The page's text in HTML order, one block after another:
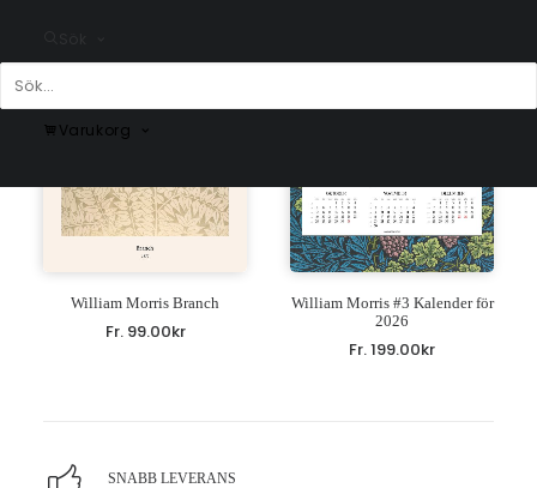
Varukorg
William Morris Branch
Fr. 99.00kr
William Morris #3 Kalender för
2026
Fr.199.00kr
SNABB LEVERANS